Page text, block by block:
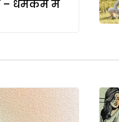
धर्मकर्म में